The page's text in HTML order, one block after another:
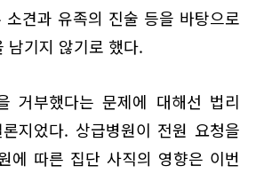
견과 유족의 진술 등을 바탕으로
남기지 않기로 했다.
거부했다는 문제에 대해선 법리
지었다. 상급병원이 전원 요청을
에 따른 집단 사직의 영향은 이번